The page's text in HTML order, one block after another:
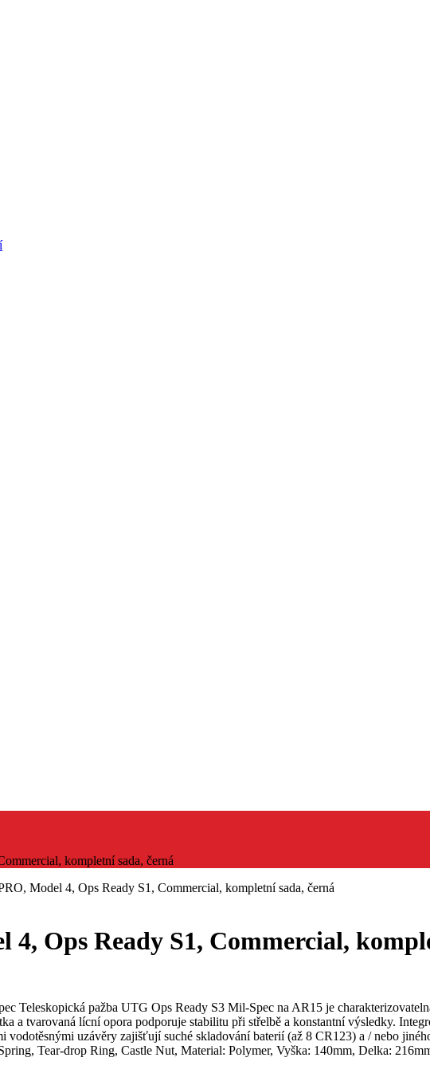
kompletní sada, černá
Model 4, Ops Ready S1, Commercial, kompletní sada, černá
4, Ops Ready S1, Commercial,
Teleskopická pažba UTG Ops Ready S3 Mil-Spec na AR15 je
a tvarovaná lícní opora podporuje stabilitu při střelbě a konstantní výsledky.
uzávěry zajišťují suché skladování baterií (až 8 CR123) a / nebo
Tear-drop Ring, Castle Nut, Material: Polymer, Vyška: 140mm, Delka: